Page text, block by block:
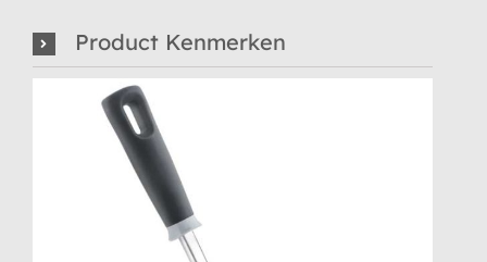
Product Kenmerken